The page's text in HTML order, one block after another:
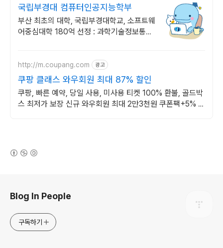
국립부경대 컴퓨터인공지능학부
부산 최초의 대학, 국립부경대학교, 소프트웨
어중심대학 180억 선정 : 과학기술정보통신
http://m.coupang.com 광고
쿠팡 클래스 와우회원 최대 87% 할인
쿠팡, 빠른 예약, 당일 사용, 미사용 티켓 100% 환불, 골드박
스 최저가 보장 신규 와우회원 최대 2만3천원 쿠폰팩+5% 추
Blog In People
구독하기